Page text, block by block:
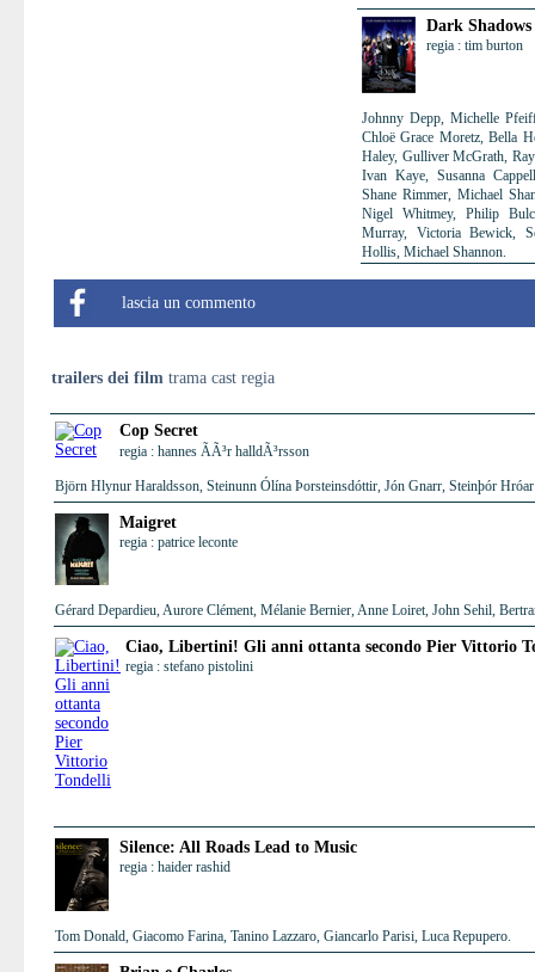
Dark Shadows
regia : tim burton
Johnny Depp, Michelle
Chloë Grace Moretz, Bella
Haley, Gulliver McGrath,
Ivan Kaye, Susanna
Shane Rimmer, Michael
Nigel Whitmey, Philip
Murray, Victoria Bewick,
Hollis, Michael Shannon.
lascia un commento
trailers dei film trama cast regia
Cop Secret
regia : hannes ÃÃ³r halldÃ³rsson
Björn Hlynur Haraldsson, Steinunn Ólína Þorsteinsdóttir, Jón Gnarr, Steinþór
Maigret
regia : patrice leconte
Gérard Depardieu, Aurore Clément, Mélanie Bernier, Anne Loiret, John Sehil,
Ciao, Libertini! Gli anni ottanta secondo Pier Vittorio
regia : stefano pistolini
Silence: All Roads Lead to Music
regia : haider rashid
Tom Donald, Giacomo Farina, Tanino Lazzaro, Giancarlo Parisi, Luca Repupero.